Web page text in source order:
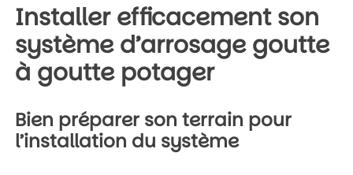
Installer efficacement son
système d’arrosage goutte
à goutte potager
Bien préparer son terrain pour
l’installation du système